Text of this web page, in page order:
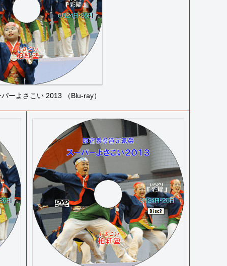
ーよさこい 2013 （Blu-ray）